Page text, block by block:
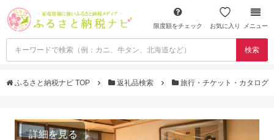
限度額をチェック お気に入り メニュー
検索
ふるさと納税ナビ TOP 返礼品検索 旅行・チケット・カタログ
詳細を見る